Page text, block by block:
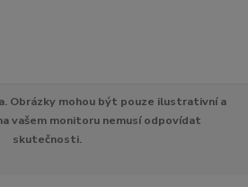
Obrázky mohou být pouze ilustrativní a
vašem monitoru nemusí odpovídat
skutečnosti.